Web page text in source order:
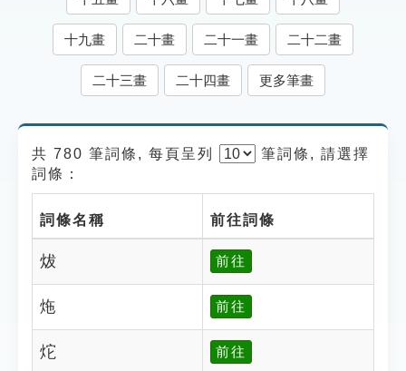
遊戲專區
教學應用
十九畫 二十畫 二十一畫 二十二畫
二十三畫 二十四畫 更多筆畫
共 780 筆詞條, 每頁呈列 筆詞條, 請選擇
詞條：
詞條名稱 前往詞條
炦 前往
炧 前往
炨 前往